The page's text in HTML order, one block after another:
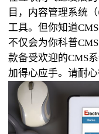
目，内容管理系统（
工具。但你知道
不仅会为你科普
款备受欢迎的CMS
加得心应手。请耐